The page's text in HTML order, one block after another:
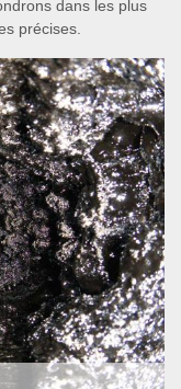
dans les plus
précises.